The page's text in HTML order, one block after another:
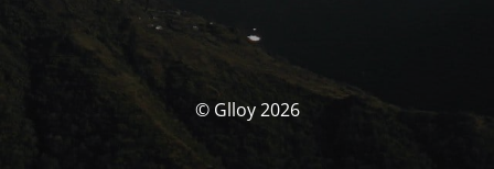
© Glloy 2026